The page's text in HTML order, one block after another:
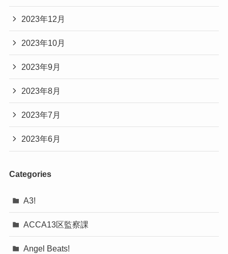
2023年12月
2023年10月
2023年9月
2023年8月
2023年7月
2023年6月
Categories
A3!
ACCA13区監察課
Angel Beats!